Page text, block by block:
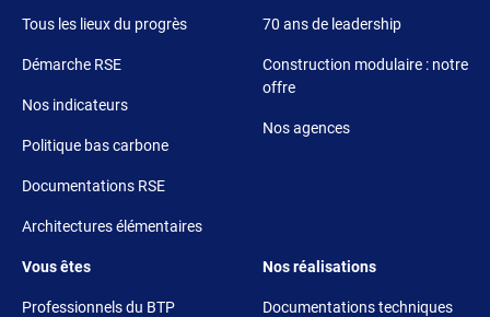
Tous les lieux du progrès
Démarche RSE
Nos indicateurs
Politique bas carbone
Documentations RSE
Architectures élémentaires
70 ans de leadership
Construction modulaire : notre
offre
Nos agences
Footer 3
Vous êtes
Professionnels du BTP
Footer 4
Nos réalisations
Documentations techniques